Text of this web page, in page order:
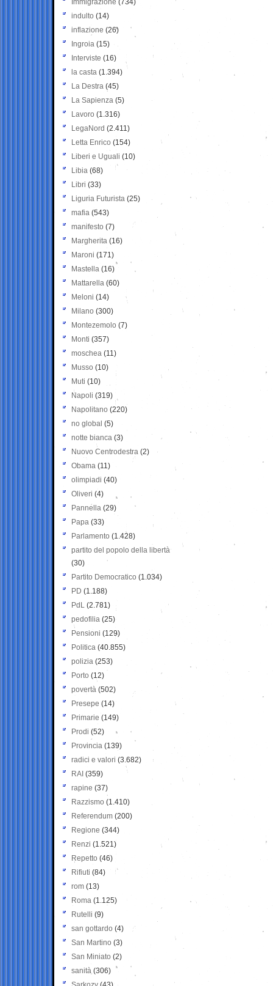
Immigrazione (734)
indulto (14)
inflazione (26)
Ingroia (15)
Interviste (16)
la casta (1.394)
La Destra (45)
La Sapienza (5)
Lavoro (1.316)
LegaNord (2.411)
Letta Enrico (154)
Liberi e Uguali (10)
Libia (68)
Libri (33)
Liguria Futurista (25)
mafia (543)
manifesto (7)
Margherita (16)
Maroni (171)
Mastella (16)
Mattarella (60)
Meloni (14)
Milano (300)
Montezemolo (7)
Monti (357)
moschea (11)
Musso (10)
Muti (10)
Napoli (319)
Napolitano (220)
no global (5)
notte bianca (3)
Nuovo Centrodestra (2)
Obama (11)
olimpiadi (40)
Oliveri (4)
Pannella (29)
Papa (33)
Parlamento (1.428)
partito del popolo della libertà
(30)
Partito Democratico (1.034)
PD (1.188)
PdL (2.781)
pedofilia (25)
Pensioni (129)
Politica (40.855)
polizia (253)
Porto (12)
povertà (502)
Presepe (14)
Primarie (149)
Prodi (52)
Provincia (139)
radici e valori (3.682)
RAI (359)
rapine (37)
Razzismo (1.410)
Referendum (200)
Regione (344)
Renzi (1.521)
Repetto (46)
Rifiuti (84)
rom (13)
Roma (1.125)
Rutelli (9)
san gottardo (4)
San Martino (3)
San Miniato (2)
sanità (306)